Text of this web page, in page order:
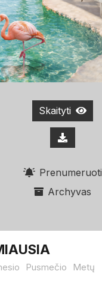
Skaityti
Prenumeruoti
Archyvas
Pusmečio Metų